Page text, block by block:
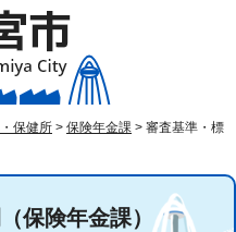
保健所 > 保険年金課 > 審査基準・標
保険年金課）